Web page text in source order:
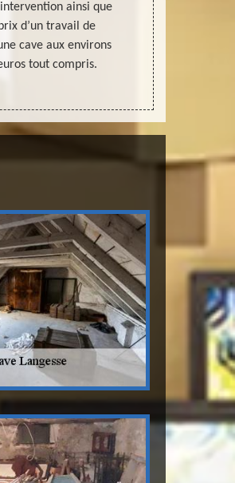
ainsi que
d’un travail de
cave aux environs
tout compris.